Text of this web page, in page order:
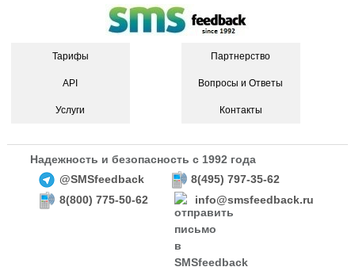
Тарифы
API
Услуги
Партнерство
Вопросы и Ответы
Контакты
Надежность и безопасность с 1992 года
@SMSfeedback
8(495) 797-35-62
8(800) 775-50-62
info@smsfeedback.ru